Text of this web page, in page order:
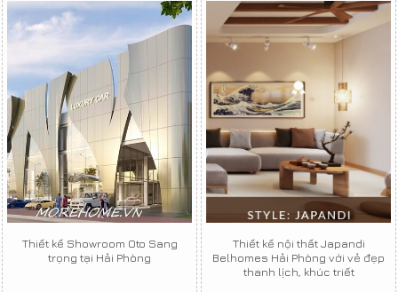
Thiết kế Showroom Oto Sang
trọng tại Hải Phòng
Thiết kế nội thất Japandi
Belhomes Hải Phòng với vẻ đẹp
thanh lịch, khúc triết